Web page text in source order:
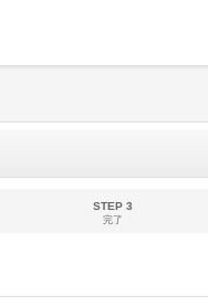
STEP 3
完了